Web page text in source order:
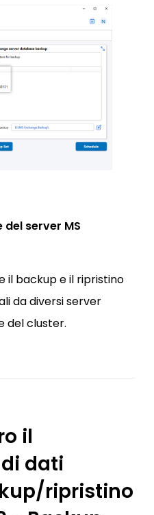
server MS
il backup e il ripristino
da diversi server
del cluster.
il
dati
ripristino